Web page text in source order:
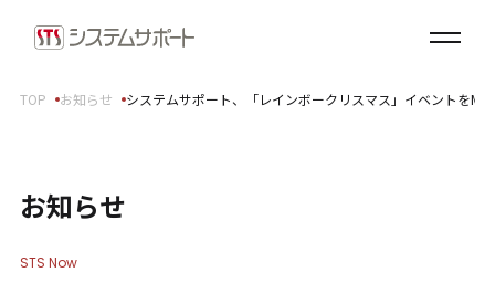
ソリューション・プロダクト
企業情報
拠点案内
TOP お知らせ システムサポート、「レインボークリスマス」イベントを
お知らせ
STS Now